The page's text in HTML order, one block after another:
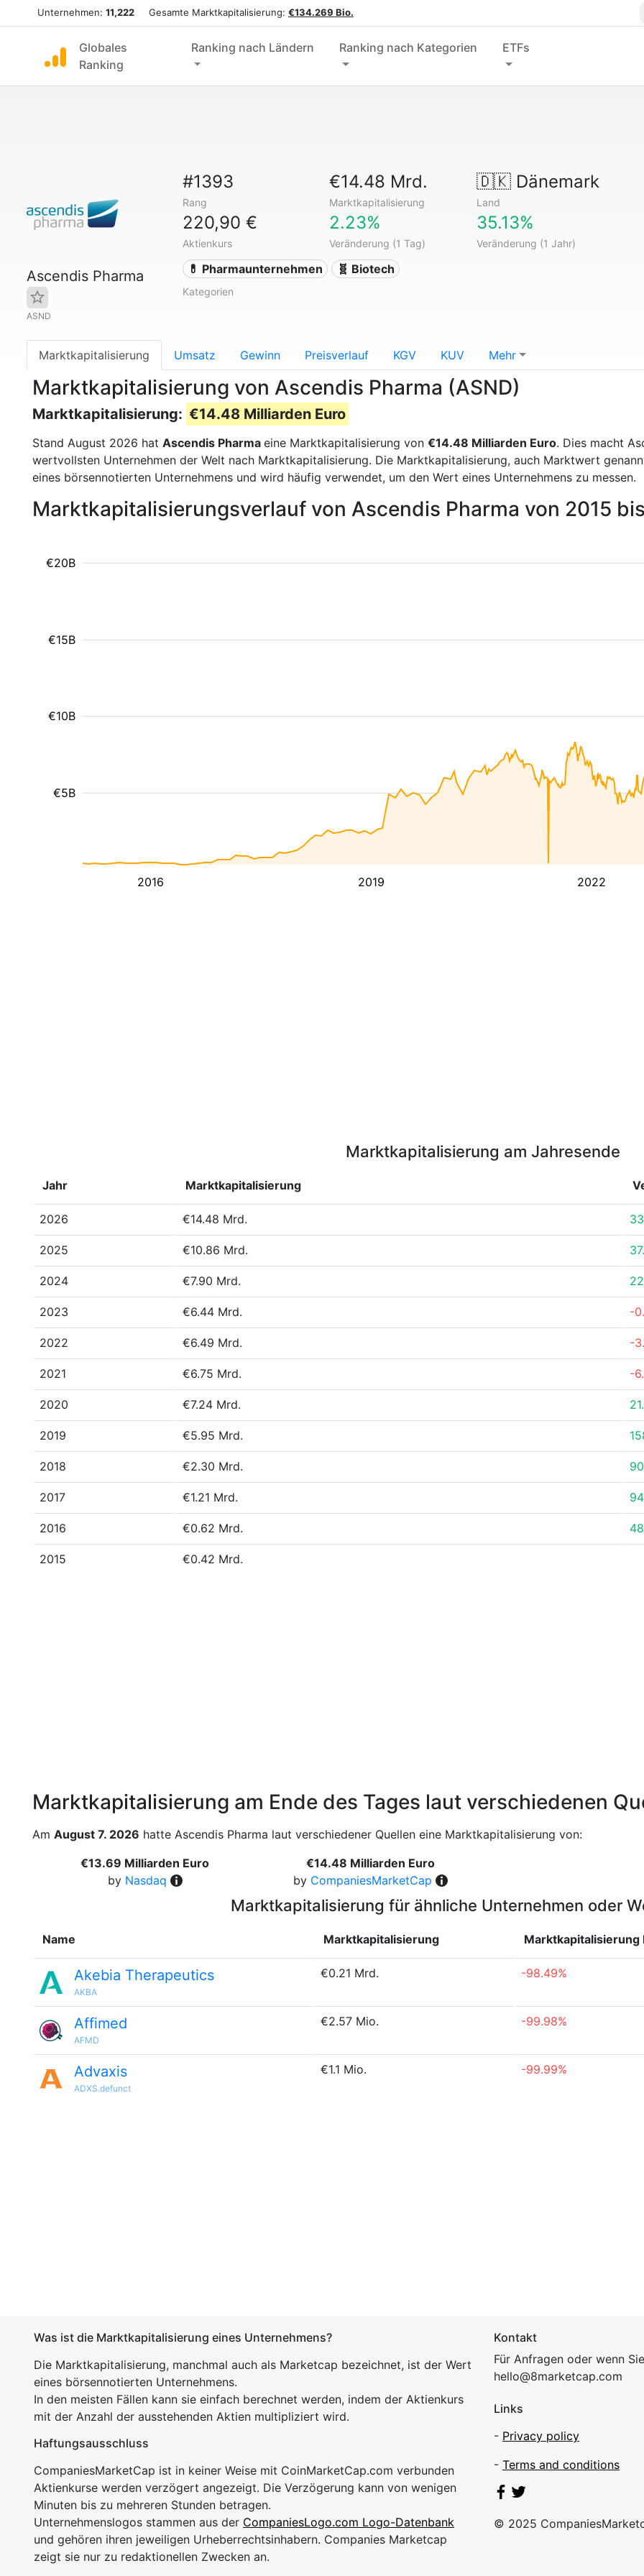
Unternehmen: 11,222 Gesamte Marktkapitalisierung: €134.269 Bio.
Globales
Ranking
Ranking nach Ländern Ranking nach Kategorien ETFs
Ascendis Pharma
ASND
#1393
Rang
€14.48 Mrd.
Marktkapitalisierung
🇩🇰Dänemark
Land
220,90 €
Aktienkurs
2.23%
Veränderung (1 Tag)
35.13%
Veränderung (1 Jahr)
💊 Pharmaunternehmen 🧬 Biotech
Kategorien
Marktkapitalisierung Umsatz Gewinn Preisverlauf KGV KUV Mehr
Marktkapitalisierung von Ascendis Pharma (ASND)
Marktkapitalisierung: €14.48 Milliarden Euro
Stand August 2026 hat Ascendis Pharma eine Marktkapitalisierung von €14.48 Milliarden Euro. Dies macht
wertvollsten Unternehmen der Welt nach Marktkapitalisierung. Die Marktkapitalisierung, auch Marktwert
eines börsennotierten Unternehmens und wird häufig verwendet, um den Wert eines Unternehmens zu messen.
Marktkapitalisierungsverlauf von Ascendis Pharma von 2015
2016 2019 2022
€5B
€10B
€15B
€20B
Marktkapitalisierung am Jahresende
Jahr Marktkapitalisierung
2026 €14.48 Mrd.
2025 €10.86 Mrd.
2024 €7.90 Mrd.
2023 €6.44 Mrd. -
2022 €6.49 Mrd. -
2021 €6.75 Mrd. -
2020 €7.24 Mrd.
2019 €5.95 Mrd.
2018 €2.30 Mrd.
2017 €1.21 Mrd.
2016 €0.62 Mrd.
2015 €0.42 Mrd.
Marktkapitalisierung am Ende des Tages laut verschiedenen
Am August 7. 2026 hatte Ascendis Pharma laut verschiedener Quellen eine Marktkapitalisierung von:
€13.69 Milliarden Euro
by Nasdaq
€14.48 Milliarden Euro
by CompaniesMarketCap
Marktkapitalisierung für ähnliche Unternehmen oder
Name Marktkapitalisierung Marktkapitalisierung
Akebia Therapeutics
AKBA
€0.21 Mrd. -98.49%
Affimed
AFMD
€2.57 Mio. -99.98%
Advaxis
ADXS.defunct
€1.1 Mio. -99.99%
Was ist die Marktkapitalisierung eines Unternehmens?
Die Marktkapitalisierung, manchmal auch als Marketcap bezeichnet, ist der Wert
eines börsennotierten Unternehmens.
In den meisten Fällen kann sie einfach berechnet werden, indem der Aktienkurs
mit der Anzahl der ausstehenden Aktien multipliziert wird.
Haftungsausschluss
CompaniesMarketCap ist in keiner Weise mit CoinMarketCap.com verbunden
Aktienkurse werden verzögert angezeigt. Die Verzögerung kann von wenigen
Minuten bis zu mehreren Stunden betragen.
Unternehmenslogos stammen aus der CompaniesLogo.com Logo-Datenbank
und gehören ihren jeweiligen Urheberrechtsinhabern. Companies Marketcap
zeigt sie nur zu redaktionellen Zwecken an.
Kontakt
Für Anfragen oder wenn
hello@8marketcap.com
Links
- Privacy policy
- Terms and conditions
© 2025